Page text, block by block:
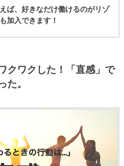
ば、好きなだけ働けるのがリゾ
加入できます！
クワクした！「直感」で
た。